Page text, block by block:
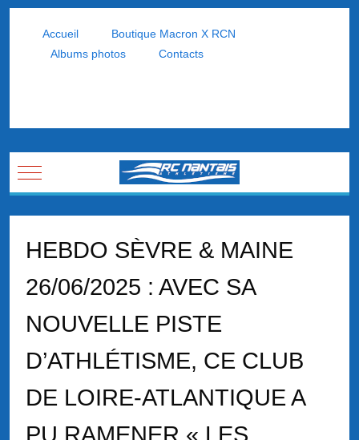
Accueil
Boutique Macron X RCN
Albums photos
Contacts
Mobile Menu Toggle
HEBDO SÈVRE & MAINE
26/06/2025 : AVEC SA
NOUVELLE PISTE
D’ATHLÉTISME, CE CLUB
DE LOIRE-ATLANTIQUE A
PU RAMENER « LES